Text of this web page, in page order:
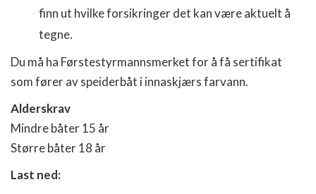
finn ut hvilke forsikringer det kan være aktuelt å
tegne.
Du må ha Førstestyrmannsmerket for å få sertifikat
som fører av speiderbåt i innaskjærs farvann.
Alderskrav
Mindre båter 15 år
Større båter 18 år
Last ned: